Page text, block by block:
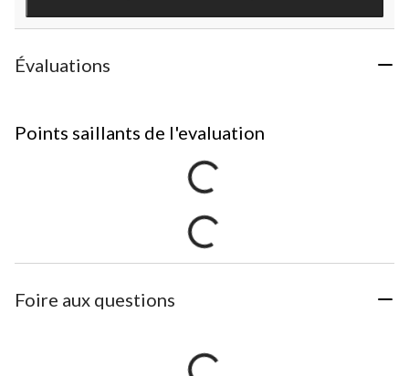
Évaluations
Points saillants de l'evaluation
Foire aux questions